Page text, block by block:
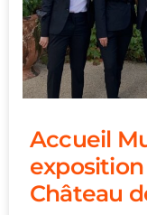
Accueil
Château